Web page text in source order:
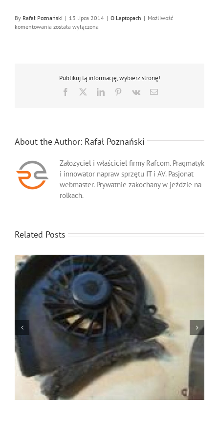
By Rafał Poznański | 13 lipca 2014 | O Laptopach | Możliwość
komentowania Dyski
SSD
została wyłączona
Publikuj tą informację, wybierz stronę!
Facebook LinkedInPinterest
Vk Email
About the Author: Rafał Poznański
Założyciel i właściciel firmy Rafcom. Pragmatyk
i innowator napraw sprzętu IT i AV. Pasjonat
webmaster. Prywatnie zakochany w jeździe na
rolkach.
Related Posts
Jak oszczędzać baterię w laptopie?